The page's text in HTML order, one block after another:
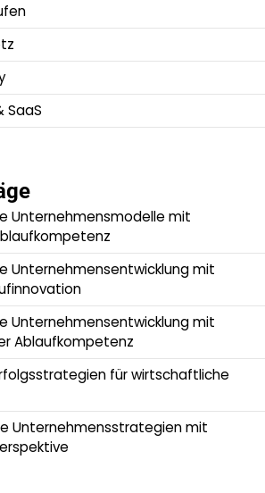
SaaS
Unternehmensmodelle mit
Unternehmensentwicklung mit
Unternehmensentwicklung mit
Ablaufkompetenz
für wirtschaftliche
Unternehmensstrategien mit